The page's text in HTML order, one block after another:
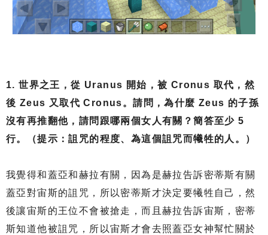
1. 世界之王，從 Uranus 開始，被 Cronus 取代，然
後 Zeus 又取代 Cronus。請問，為什麼 Zeus 的子孫
沒有再推翻他，請問跟哪兩個女人有關？簡答至少 5
行。（提示：詛咒的程度、為這個詛咒而犧牲的人。）
我覺得和蓋亞和赫拉有關，因為是赫拉告訴密蒂斯有關
蓋亞對宙斯的詛咒，所以密蒂斯才決定要犧牲自己，然
後讓宙斯的王位不會被搶走，而且赫拉告訴宙斯，密蒂
斯知道他被詛咒，所以宙斯才會去照蓋亞女神幫忙關於